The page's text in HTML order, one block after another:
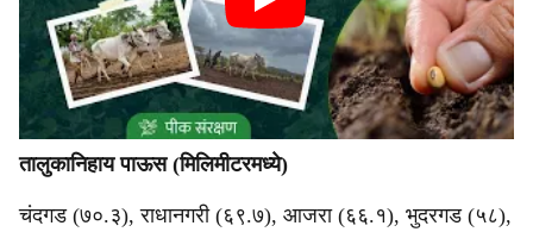
तालुकानिहाय पाऊस (मिलिमीटरमध्ये)
चंदगड (७०.३), राधानगरी (६९.७), आजरा (६६.१), भुदरगड (५८),